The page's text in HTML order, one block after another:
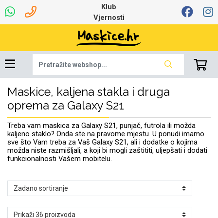
Klub
Vjernosti
Maskice, kaljena stakla i druga
oprema za Galaxy S21
Treba vam maskica za Galaxy S21, punjač, futrola ili možda
kaljeno staklo? Onda ste na pravome mjestu. U ponudi imamo
sve što Vam treba za Vaš Galaxy S21, ali i dodatke o kojima
možda niste razmišljali, a koji bi mogli zaštititi, uljepšati i dodati
funkcionalnosti Vašem mobitelu.
Dinamo maskice za
mobitel
Robotski usisavači Stolne lampe
Najprodavanije -
TOP 100
Šarene maskice
Ljetna kolekcija Proljetna kolekcija
Univerzalna oprema
za tablet
7.0 - 8.0 inča 8.0 - 9.0 inča
Oprema za Lenovo
tablet
Apple Samsung
Igračke i ostalo
Selfie Stick Držači za auto
Punjači Bežični punjači
Mikrofoni Bluetooth slušalice
Pametni Satovi
Memorije i
memorijske kartice
Oprema za Smart
Watch
Auto Kamere
Podloga za miš Tipkovnice i miševi
mikrofoni
Punjači za laptope
Hladnjaci za laptop
Ruksaci i torbice Razno